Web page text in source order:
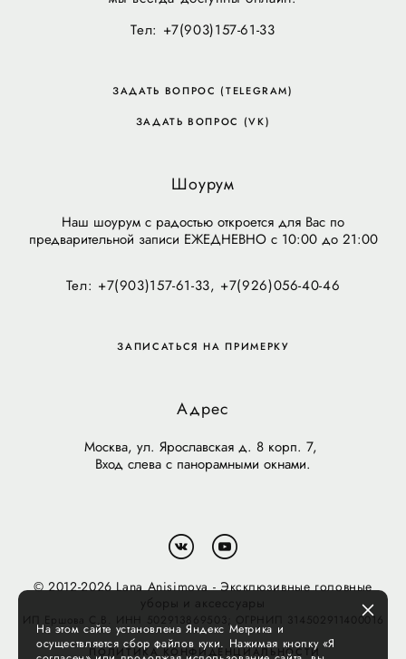
Тел: +7(903)157-61-33
ЗАДАТЬ ВОПРОС (TELEGRAM)
ЗАДАТЬ ВОПРОС (VK)
Шоурум
Наш шоурум с радостью откроется для Вас по
предварительной записи ЕЖЕДНЕВНО с 10:00 до 21:00
Тел: +7(903)157-61-33, +7(926)056-40-46
ЗАПИСАТЬСЯ НА ПРИМЕРКУ
Адрес
Москва, ул. Ярославская д. 8 корп. 7,
Вход слева с панорамными окнами.
© 2012-2026 Lana Anisimova - Эксклюзивные головные
уборы и аксессуары
ИП Ершова С.В. ИНН 502913869503; ОГРНИП 314502911400016
ПОЛИТИКА КОНФИДЕНЦИАЛЬНОСТИ
На этом сайте установлена Яндекс Метрика и
осуществляется сбор файлов куки. Нажимая кнопку «Я